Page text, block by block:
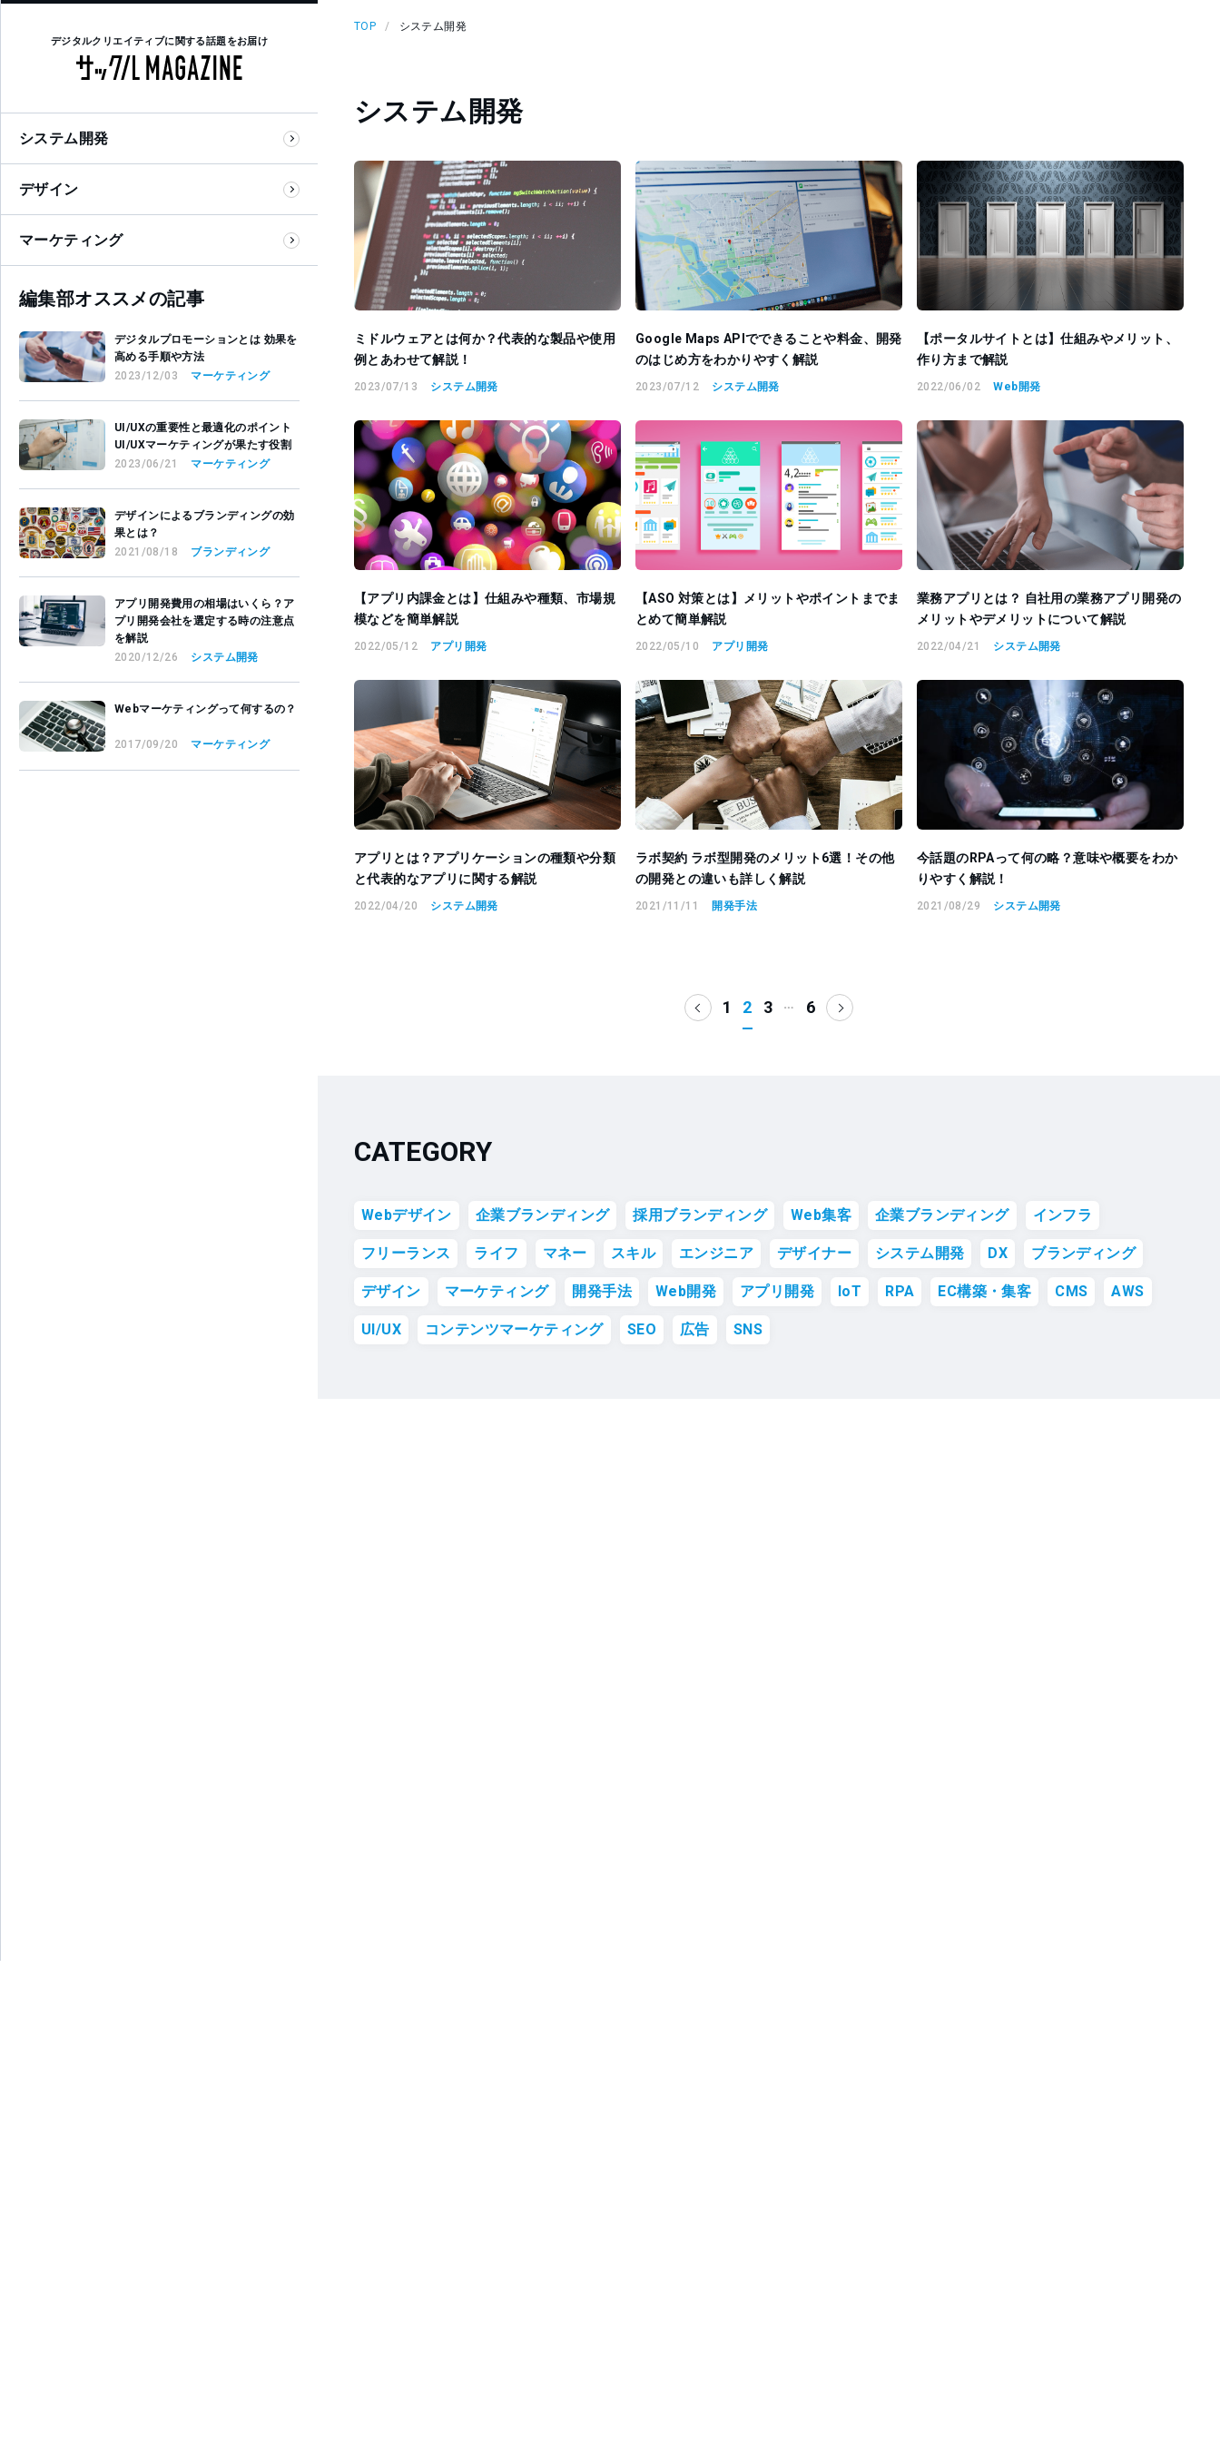
TOP システム開発
システム開発
ミドルウェアとは何か？代表的な製品や使用
例とあわせて解説！
2023/07/13 システム開発
Google Maps APIでできることや料金、開発
のはじめ方をわかりやすく解説
2023/07/12 システム開発
【ポータルサイトとは】仕組みやメリット、
作り方まで解説
2022/06/02 Web開発
【アプリ内課金とは】仕組みや種類、市場規
模などを簡単解説
2022/05/12 アプリ開発
【ASO 対策とは】メリットやポイントまでま
とめて簡単解説
2022/05/10 アプリ開発
業務アプリとは？ 自社用の業務アプリ開発の
メリットやデメリットについて解説
2022/04/21 システム開発
アプリとは？アプリケーションの種類や分類
と代表的なアプリに関する解説
2022/04/20 システム開発
ラボ契約 ラボ型開発のメリット6選！その他
の開発との違いも詳しく解説
2021/11/11 開発手法
今話題のRPAって何の略？意味や概要をわか
りやすく解説！
2021/08/29 システム開発
1 2 3 … 6
CATEGORY
Webデザイン 企業ブランディング 採用ブランディング Web集客 企業ブランディング インフラ
フリーランス ライフ マネー スキル エンジニア デザイナー システム開発 DX ブランディング
デザイン マーケティング 開発手法 Web開発 アプリ開発 IoT RPA EC構築・集客 CMS AWS
UI/UX コンテンツマーケティング SEO 広告 SNS
デジタルクリエイティブに関する話題をお届け
システム開発
デザイン
マーケティング
編集部オススメの記事
デジタルプロモーションとは 効果を
高める手順や方法
2023/12/03
マーケティング
UI/UXの重要性と最適化のポイント
UI/UXマーケティングが果たす役割
2023/06/21
マーケティング
デザインによるブランディングの効
果とは？
2021/08/18
ブランディング
アプリ開発費用の相場はいくら？ア
プリ開発会社を選定する時の注意点
を解説
2020/12/26
システム開発
Webマーケティングって何するの？
2017/09/20 マーケティング